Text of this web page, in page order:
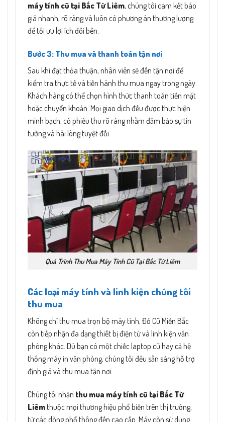
máy tính cũ tại Bắc Từ Liêm, chúng tôi cam kết báo
giá nhanh, rõ ràng và luôn có phương án thương lượng
để tối ưu lợi ích đôi bên.
Bước 3: Thu mua và thanh toán tận nơi
Sau khi đạt thỏa thuận, nhân viên sẽ đến tận nơi để
kiểm tra thực tế và tiến hành thu mua ngay trong ngày.
Khách hàng có thể chọn hình thức thanh toán tiền mặt
hoặc chuyển khoản. Mọi giao dịch đều được thực hiện
minh bạch, có phiếu thu rõ ràng nhằm đảm bảo sự tin
tưởng và hài lòng tuyệt đối.
Quá Trình Thu Mua Máy Tính Cũ Tại Bắc Từ Liêm
Các loại máy tính và linh kiện chúng tôi
thu mua
Không chỉ thu mua trọn bộ máy tính, Đồ Cũ Miền Bắc
còn tiếp nhận đa dạng thiết bị điện tử và linh kiện văn
phòng khác. Dù bạn có một chiếc laptop cũ hay cả hệ
thống máy in văn phòng, chúng tôi đều sẵn sàng hỗ trợ
định giá và thu mua tận nơi.
Chúng tôi nhận thu mua máy tính cũ tại Bắc Từ
Liêmthuộc mọi thương hiệu phổ biến trên thị trường,
từ các dòng phổ thông đến cao cấp. Máy còn sử dụng